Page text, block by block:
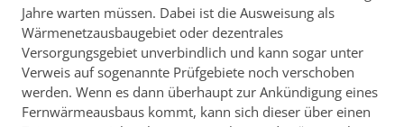
Jahre warten müssen. Dabei ist die Ausweisung als
Wärmenetzausbaugebiet oder dezentrales
Versorgungsgebiet unverbindlich und kann sogar unter
Verweis auf sogenannte Prüfgebiete noch verschoben
werden. Wenn es dann überhaupt zur Ankündigung eines
Fernwärmeausbaus kommt, kann sich dieser über einen